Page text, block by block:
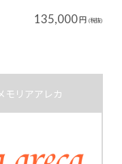
135,000円 (税抜)
モリアアレカ